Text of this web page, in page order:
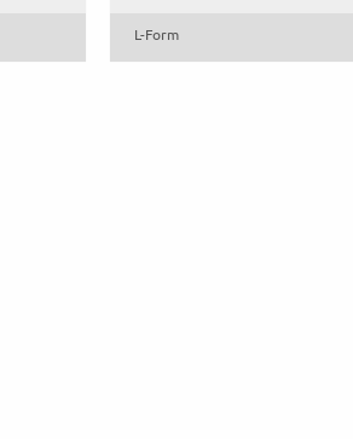
L-Form